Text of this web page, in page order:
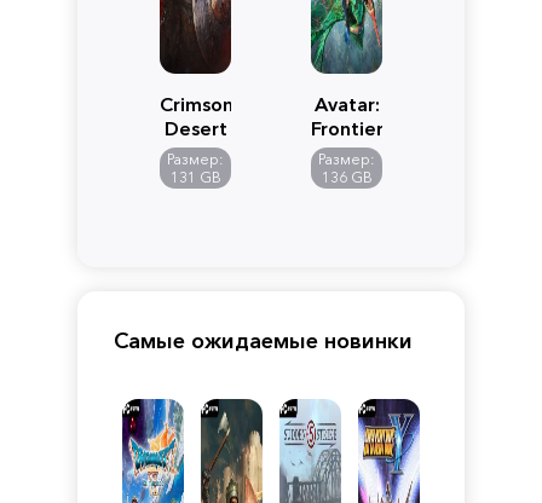
Crimson
Desert
Размер:
131 GB
Avatar:
Frontiers
of
Pandora
Размер:
136 GB
Самые ожидаемые новинки